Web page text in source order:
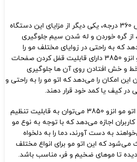
سیم کابلی با قابلیت چرخش 360 درجه، یکی دیگر از مزایای این دستگاه
از گره‌ خوردن و له شدن سیم جلوگیری
که به راحتی در زوایای مختلف مو را
آرایش کند. همچنین، اتو مو انزو 3850 دارای قابلیت قفل کردن صفحات
و خش افتادن روی آن‌ ها جلوگیری
این امکان را می‌دهد که اتو مو را به راحتی و
در کیف یا کمد خود قرار دهند.
از دیگر ویژگی‌ های برجسته اتو مو انزو 3850 می‌توان به قابلیت تنظیم
کاربران اجازه می‌دهد که با توجه به نوع مو
به دست آورند، دما را به دلخواه
می‌شود که این اتو مو برای انواع مختلف
تا موهای ضخیم و فر، مناسب باشد.